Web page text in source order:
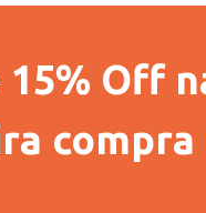
15% Off
compra